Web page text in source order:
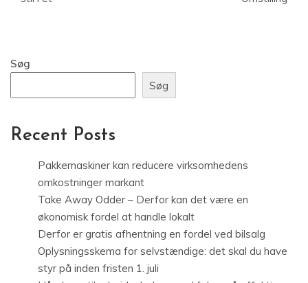
Søg
Søg
Recent Posts
Pakkemaskiner kan reducere virksomhedens
omkostninger markant
Take Away Odder – Derfor kan det være en
økonomisk fordel at handle lokalt
Derfor er gratis afhentning en fordel ved bilsalg
Oplysningsskema for selvstændige: det skal du have
styr på inden fristen 1. juli